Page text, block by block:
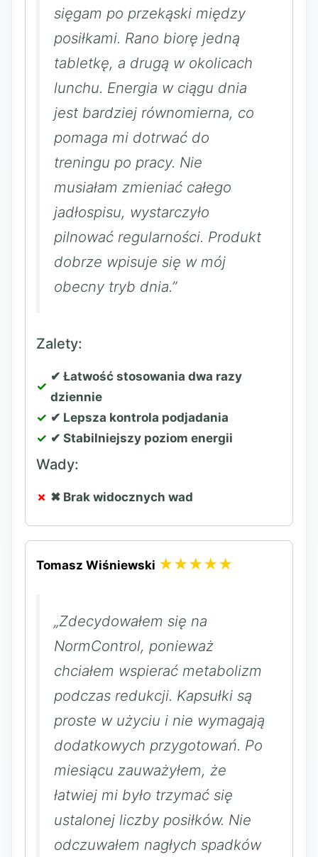
sięgam po przekąski między
posiłkami. Rano biorę jedną
tabletkę, a drugą w okolicach
lunchu. Energia w ciągu dnia
jest bardziej równomierna, co
pomaga mi dotrwać do
treningu po pracy. Nie
musiałam zmieniać całego
jadłospisu, wystarczyło
pilnować regularności. Produkt
dobrze wpisuje się w mój
obecny tryb dnia.”
Zalety:
✔ Łatwość stosowania dwa razy
dziennie
✔ Lepsza kontrola podjadania
✔ Stabilniejszy poziom energii
Wady:
✖ Brak widocznych wad
Tomasz Wiśniewski ★★★★★
„Zdecydowałem się na
NormControl, ponieważ
chciałem wspierać metabolizm
podczas redukcji. Kapsułki są
proste w użyciu i nie wymagają
dodatkowych przygotowań. Po
miesiącu zauważyłem, że
łatwiej mi było trzymać się
ustalonej liczby posiłków. Nie
odczuwałem nagłych spadków